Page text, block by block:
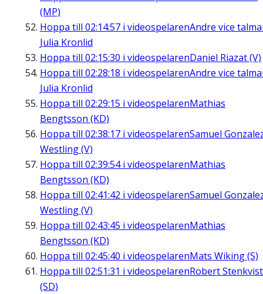
(MP)
Hoppa till 02:14:57 i videospelarenAndre vice
Julia Kronlid
Hoppa till 02:15:30 i videospelarenDaniel Riazat (V)
Hoppa till 02:28:18 i videospelarenAndre vice
Julia Kronlid
Hoppa till 02:29:15 i videospelarenMathias
Bengtsson (KD)
Hoppa till 02:38:17 i videospelarenSamuel
Westling (V)
Hoppa till 02:39:54i videospelarenMathias
Bengtsson (KD)
Hoppa till 02:41:42 i videospelarenSamuel
Westling (V)
Hoppa till 02:43:45 i videospelarenMathias
Bengtsson (KD)
Hoppa till 02:45:40 i videospelarenMats Wiking (S)
Hoppa till 02:51:31 i videospelarenRobert Stenkvist
(SD)